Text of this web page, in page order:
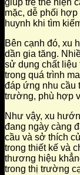
giúp trẻ thể hiện
mặc, dễ phối
huynh khi tìm
Bên cạnh đó, xu
dần gia tăng.
sử dụng chất liệu
trong quá trình
đáp ứng nhu cầu
trường, phù hợp
Như vậy, xu
đang ngày càng
cầu và sở thích
trong thiết kế và
thương hiệu
trong thị trường